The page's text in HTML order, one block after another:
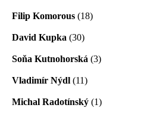
Filip Komorous (18)
David Kupka (30)
Soňa Kutnohorská (3)
Vladimír Nýdl (11)
Michal Radotínský (1)